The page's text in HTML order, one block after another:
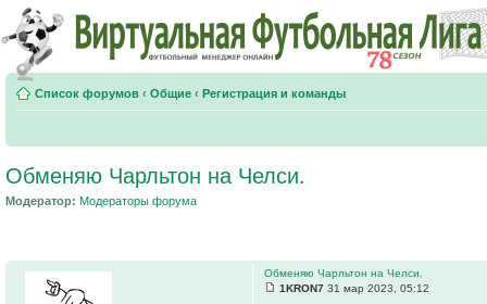
Список форумов ‹ Общие ‹ Регистрация и команды
Обменяю Чарльтон на Челси.
Модератор: Модераторы форума
Обменяю Чарльтон на Челси.
1KRON7 31 мар 2023, 05:12